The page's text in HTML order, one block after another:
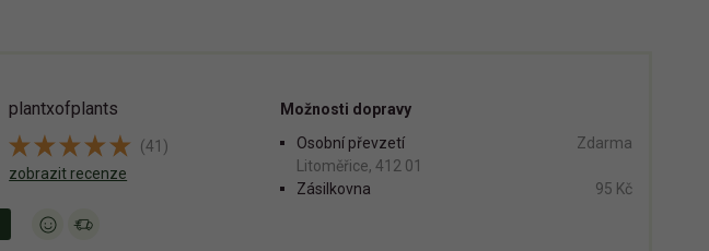
plantxofplants
(41)
zobrazit recenze
Možnosti dopravy
Osobní převzetí
Litoměřice, 412 01
Zdarma
Zásilkovna 95 Kč